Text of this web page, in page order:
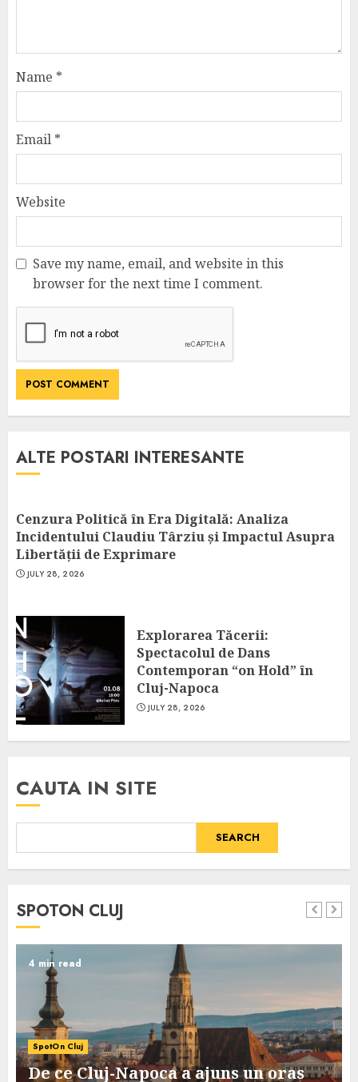
Name *
Email *
Website
Save my name, email, and website in this
browser for the next time I comment.
ALTE POSTARI INTERESANTE
Cenzura Politică în Era Digitală: Analiza
Incidentului Claudiu Târziu și Impactul Asupra
Libertății de Exprimare
JULY 28, 2026
Explorarea Tăcerii:
Spectacolul de Dans
Contemporan “on Hold” în
Cluj-Napoca
JULY 28, 2026
CAUTA IN SITE
SEARCH
SPOTON CLUJ
4 min read
SpotOn Cluj
De ce Cluj-Napoca a ajuns un oras